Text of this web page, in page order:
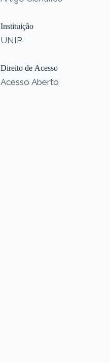
Instituição
UNIP
Direito de Acesso
Acesso Aberto